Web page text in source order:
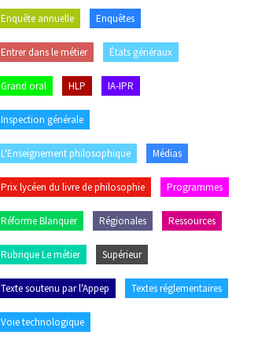
Enquête annuelle Enquêtes
Entrer dans le métier États généraux
Grand oral HLP IA-IPR
Inspection générale
L'Enseignement philosophique Médias
Prix lycéen du livre de philosophie Programmes
Réforme Blanquer Régionales Ressources
Rubrique Le métier Supérieur
Texte soutenu par l'Appep Textes réglementaires
Voie technologique